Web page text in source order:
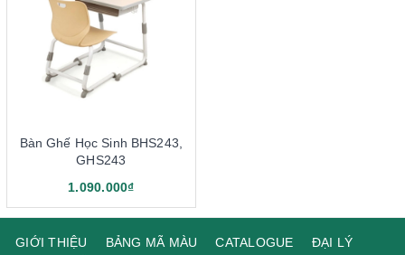
Bàn Ghế Học Sinh BHS243,
GHS243
1.090.000₫
GIỚI THIỆU BẢNG MÃ MÀU CATALOGUE
ĐẠI LÝ